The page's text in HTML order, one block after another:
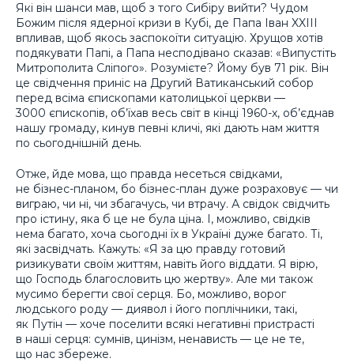
Які він шанси мав, щоб з того Сибіру вийти? Чудом
Божим після ядерної кризи в Кубі, де Папа Іван XXIII
впливав, щоб якось заспокоїти ситуацію. Хрущов хотів
подякувати Папі, а Папа несподівано сказав: «Випустіть
Митрополита Сліпого». Розумієте? Йому був 71 рік. Він
це свідчення приніс на Другий Ватиканський собор
перед всіма єпископами католицької церкви —
3000 єпископів, об’їхав весь світ в кінці 1960-х, об’єднав
нашу громаду, кинув певні кличі, які дають нам життя
по сьогоднішній день.
Отже, йде мова, що правда несеться свідками,
не бізнес-планом, бо бізнес-план дуже розраховує — чи
виграю, чи ні, чи збагачусь, чи втрачу. А свідок свідчить
про істину, яка б це не була ціна. І, можливо, свідків
нема багато, хоча сьогодні їх в Україні дуже багато. Ті,
які засвідчать. Кажуть: «Я за цю правду готовий
ризикувати своїм життям, навіть його віддати. Я вірю,
що Господь благословить цю жертву». Але ми також
мусимо берегти свої серця. Бо, можливо, ворог
людського роду — диявол і його поплічники, такі,
як Путін — хоче поселити всякі негативні пристрасті
в наші серця: сумнів, цинізм, ненависть — це не те,
що нас збереже.